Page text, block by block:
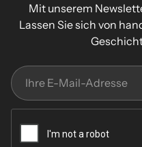
Mit unserem
Lassen Sie sich von